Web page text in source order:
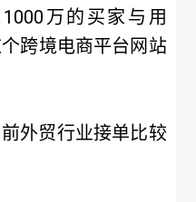
万的买家与用
跨境电商平台网站
外贸行业接单比较